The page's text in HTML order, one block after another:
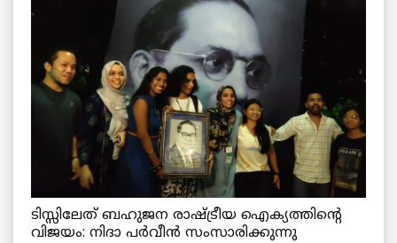
ടിസ്സിലേത് ബഹുജന രാഷ്ട്രീയ ഐക്യത്തിന്റെ
വിജയം: നിദാ പർവീൻ സംസാരിക്കുന്നു